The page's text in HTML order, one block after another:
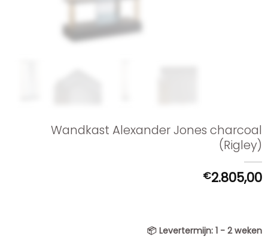
Wandkast Alexander Jones charcoal
(Rigley)
€2.805,00
📦 Levertermijn: 1 - 2 weken